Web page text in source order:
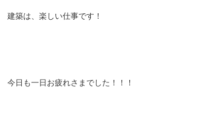
建築は、楽しい仕事です！
今日も一日お疲れさまでした！！！